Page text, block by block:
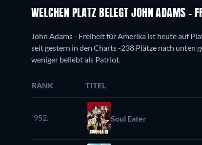
WELCHEN PLATZ BELEGT JOHN ADAMS -
John Adams - Freiheit für Amerika ist heute auf
seit gestern in den Charts -238 Plätze nach unten
weniger beliebt als Patriot.
RANK TITEL
952. Soul Eater